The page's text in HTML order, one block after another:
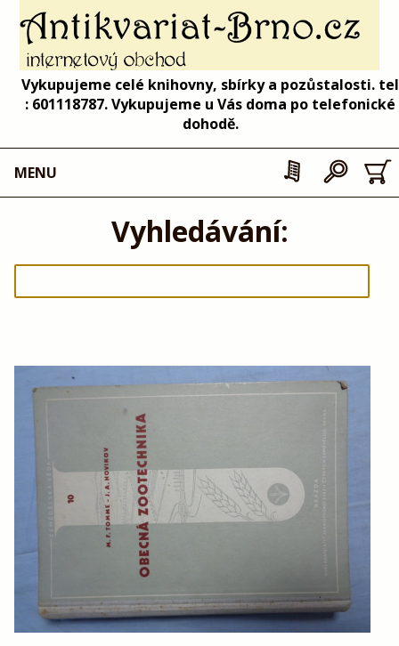
Vykupujeme celé knihovny, sbírky a pozůstalosti. tel
: 601118787. Vykupujeme u Vás doma po telefonické
dohodě.
MENU
Vyhledávání: